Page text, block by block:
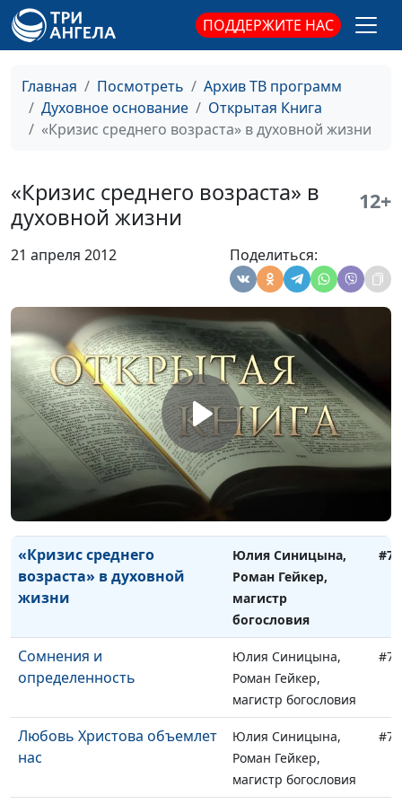
ПОДДЕРЖИТЕ НАС
Главная Посмотреть
Архив ТВ программ
Духовное основание
Открытая Книга
«Кризис среднего возраста» в духовной жизни
«Кризис среднего возраста» в
духовной жизни
12+
21 апреля 2012 Поделиться:
Роман Гейкер,
магистр богословия
подходят для молитвы?
Роман Гейкер,
магистр богословия
магистр богословия
Праведность через веру
Роман Гейкер,
магистр богословия
Депрессия в книге пророка
Иеремии
Роман Гейкер,
магистр богословия
Предназначение церкви
Юлия Синицына,
Роман Гейкер,
магистр богословия
Профилактика разногласий
Юлия Синицына,
Роман Гейкер,
магистр богословия
«Кризис среднего
возраста» в духовной
жизни
Юлия Синицына,
Роман Гейкер,
магистр
богословия
Сомнения и
определенность
Юлия Синицына,
Роман Гейкер,
магистр богословия
Любовь Христова объемлет
нас
Юлия Синицына,
Роман Гейкер,
магистр богословия